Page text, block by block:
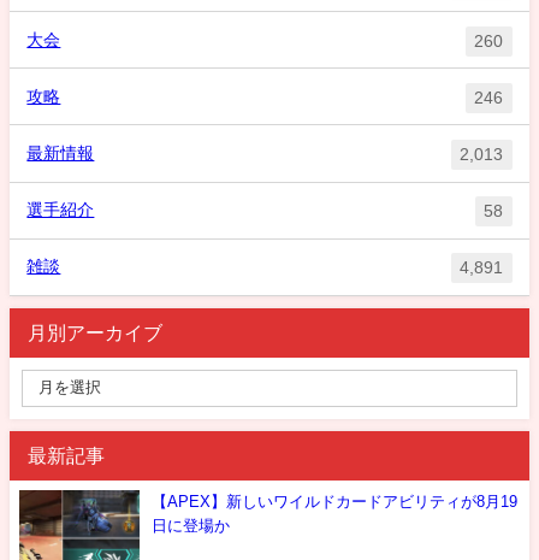
大会 260
攻略 246
最新情報 2,013
選手紹介 58
雑談 4,891
月別アーカイブ
最新記事
【APEX】新しいワイルドカードアビリティが8月19
日に登場か